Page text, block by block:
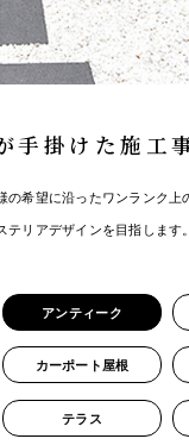
手掛けた施工
の希望に沿ったワンランク上
テリアデザインを目指します。
アンティーク
カーポート屋根
テラス